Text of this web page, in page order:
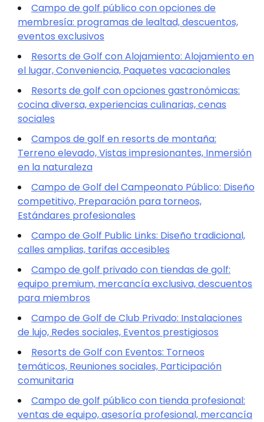
Campo de golf público con opciones de
membresía: programas de lealtad, descuentos,
eventos exclusivos
Resorts de Golf con Alojamiento: Alojamiento en
el lugar, Conveniencia, Paquetes vacacionales
Resorts de golf con opciones gastronómicas:
cocina diversa, experiencias culinarias, cenas
sociales
Campos de golf en resorts de montaña:
Terreno elevado, Vistas impresionantes, Inmersión
en la naturaleza
Campo de Golf del Campeonato Público: Diseño
competitivo, Preparación para torneos,
Estándares profesionales
Campo de Golf Public Links: Diseño tradicional,
calles amplias, tarifas accesibles
Campo de golf privado con tiendas de golf:
equipo premium, mercancía exclusiva, descuentos
para miembros
Campo de Golf de Club Privado: Instalaciones
de lujo, Redes sociales, Eventos prestigiosos
Resorts de Golf con Eventos: Torneos
temáticos, Reuniones sociales, Participación
comunitaria
Campo de golf público con tienda profesional:
ventas de equipo, asesoría profesional, mercancía